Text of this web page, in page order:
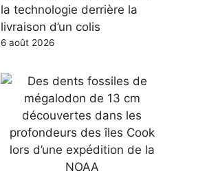
la technologie derrière la
livraison d’un colis
6 août 2026